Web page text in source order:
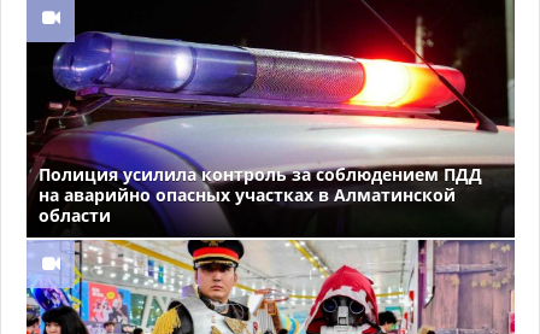
Полиция усилила контроль за соблюдением ПДД
на аварийно опасных участках в Алматинской
области